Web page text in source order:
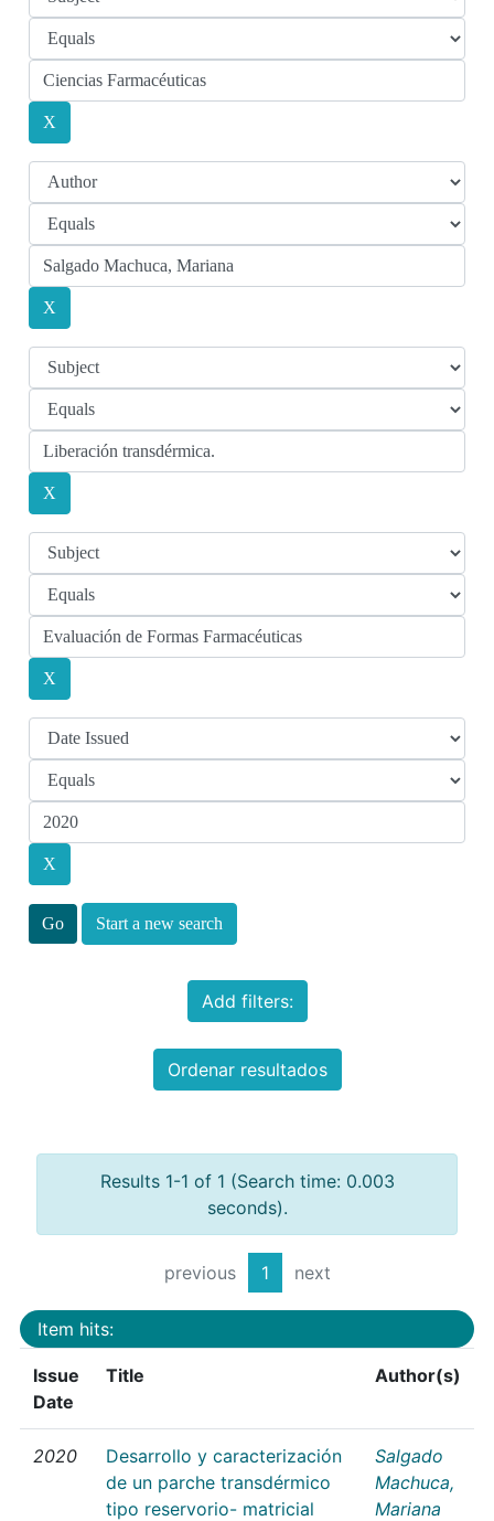
Start a new search
Add filters:
Ordenar resultados
Results 1-1 of 1 (Search time: 0.003
seconds).
previous 1 next
Item hits:
Issue
Date
Title Author(s)
2020
Desarrollo y caracterización
de un parche transdérmico
tipo reservorio- matricial
Salgado
Machuca,
Mariana